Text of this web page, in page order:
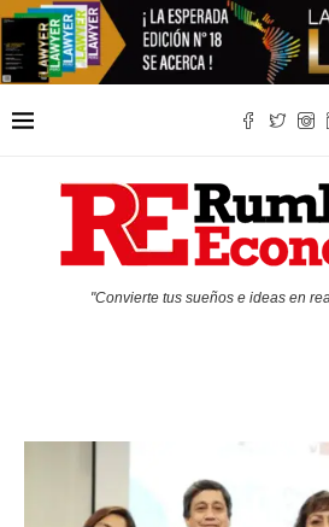
"Convierte tus sueños e ideas en